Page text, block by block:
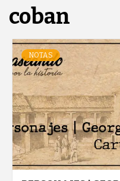
coban
NOTAS